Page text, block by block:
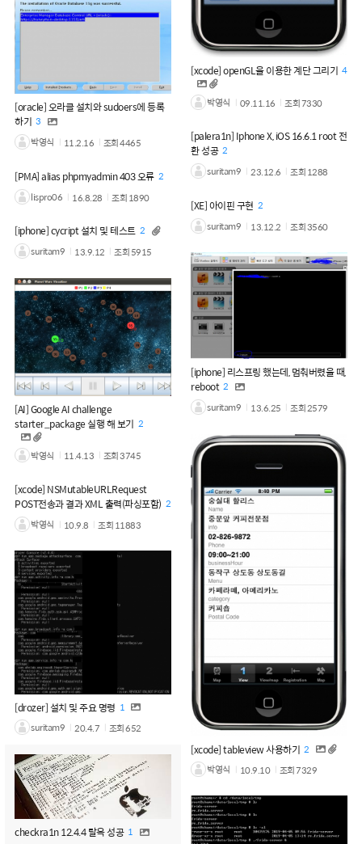
[xcode] openGL을 이용한 계단 그리기 4
박영식 09.11.16 조회7330
[oracle] 오라클 설치와 sudoers에 등록
하기 3
박영식
11.2.16 조회4465
[palera1n] Iphone X, iOS 16.6.1 root 전
환 성공 2
suritam9
23.12.6 조회1288
[PMA] alias phpmyadmin 403 오류 2
lispro06
16.8.28 조회1890
[XE] 아이핀 구현 2
suritam9
13.12.2 조회3560
[iphone] cycript 설치 및 테스트 2
suritam9
13.9.12 조회5915
[iphone] 리스프링 했는데, 멈춰버렸을 때,
reboot 2
suritam9
13.6.25 조회2579
[AI] Google AI challenge
starter_package 실행 해 보기 2
박영식 11.4.13 조회3745
[xcode] tableview 사용하기 2
박영식
10.9.10 조회7329
[xcode] NSMutableURLRequest
POST전송과 결과 XML 출력(파싱포함) 2
박영식
10.9.8 조회11883
[drozer] 설치 및 주요 명령 1
suritam9
20.4.7 조회652
checkra1n 12.4.4 탈옥 성공 1